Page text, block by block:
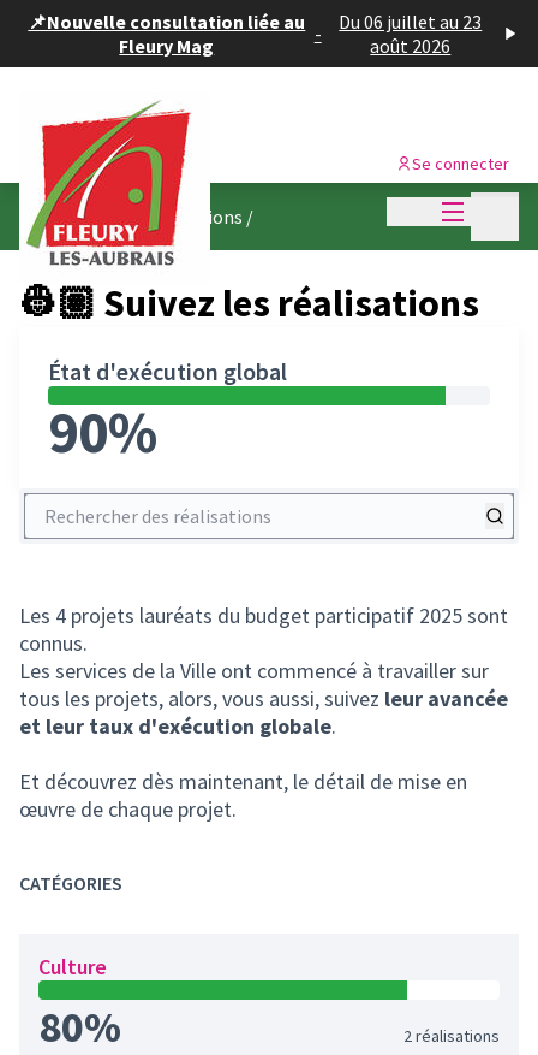
📌Nouvelle consultation liée au
Fleury Mag
-
Du 06 juillet au 23
août 2026
Menu
Se connecter
👷🏽 Suivez les réalisations /
👷🏽 Suivez les réalisations
État d'exécution global
90%
Rechercher des réalisations
Les 4 projets lauréats du budget participatif 2025 sont
connus.
Les services de la Ville ont commencé à travailler sur
tous les projets, alors, vous aussi, suivez leur avancée
et leur taux d'exécution globale.
Et découvrez dès maintenant, le détail de mise en
œuvre de chaque projet.
CATÉGORIES
Culture
80% 2 réalisations
Panneau de gestion des cookies